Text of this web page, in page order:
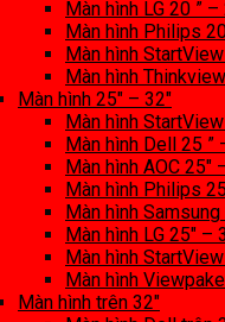
Màn hình LG 20 ” –
Màn hình Philips
Màn hình
Màn hình
Màn hình 25″ – 32″
Màn hình
Màn hình Dell 25 ”
Màn hình AOC 25″
Màn hình Philips
Màn hình Samsung
Màn hình LG 25″ –
Màn hình
Màn hình
Màn hình trên 32″